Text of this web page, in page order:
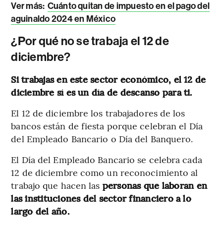
Ver más: Cuánto quitan de impuesto en el pago del
aguinaldo 2024 en México
¿Por qué no se trabaja el 12 de
diciembre?
Si trabajas en este sector económico, el 12 de
diciembre sí es un día de descanso para ti.
El 12 de diciembre los trabajadores de los
bancos están de fiesta porque celebran el Día
del Empleado Bancario o Día del Banquero.
El Día del Empleado Bancario se celebra cada
12 de diciembre como un reconocimiento al
trabajo que hacen las personas que laboran en
las instituciones del sector financiero a lo
largo del año.